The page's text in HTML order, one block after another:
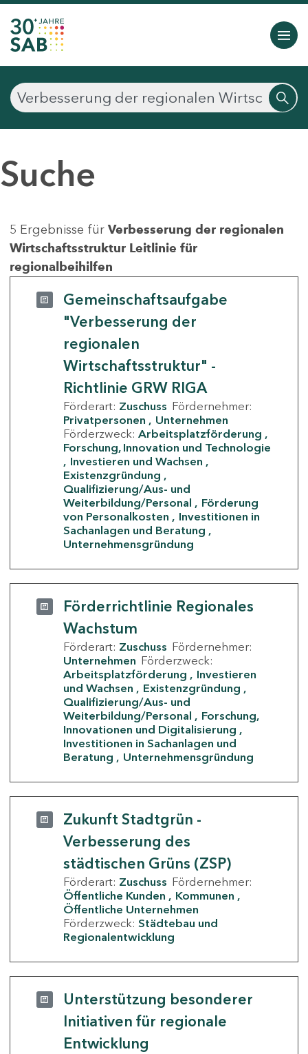
Suche
5 Ergebnisse für Verbesserung der regionalen
Wirtschaftsstruktur Leitlinie für
regionalbeihilfen
Gemeinschaftsaufgabe
"Verbesserung der
regionalen
Wirtschaftsstruktur" -
Richtlinie GRW RIGA
Förderart: Zuschuss Fördernehmer:
Privatpersonen
Unternehmen
Förderzweck: Arbeitsplatzförderung
Forschung, Innovation und Technologie
Investieren und Wachsen
Existenzgründung
Qualifizierung/Aus- und
Weiterbildung/Personal
Förderung
von Personalkosten
Investitionen in
Sachanlagen und Beratung
Unternehmensgründung
Förderrichtlinie Regionales
Wachstum
Förderart: Zuschuss Fördernehmer:
Unternehmen Förderzweck:
Arbeitsplatzförderung
Investieren
und Wachsen
Existenzgründung
Qualifizierung/Aus- und
Weiterbildung/Personal
Forschung,
Innovationen und Digitalisierung
Investitionen in Sachanlagen und
Beratung
Unternehmensgründung
Zukunft Stadtgrün -
Verbesserung des
städtischen Grüns (ZSP)
Förderart: Zuschuss Fördernehmer:
Öffentliche Kunden
Kommunen
Öffentliche Unternehmen
Förderzweck: Städtebau und
Regionalentwicklung
Unterstützung besonderer
Initiativen für regionale
Entwicklung